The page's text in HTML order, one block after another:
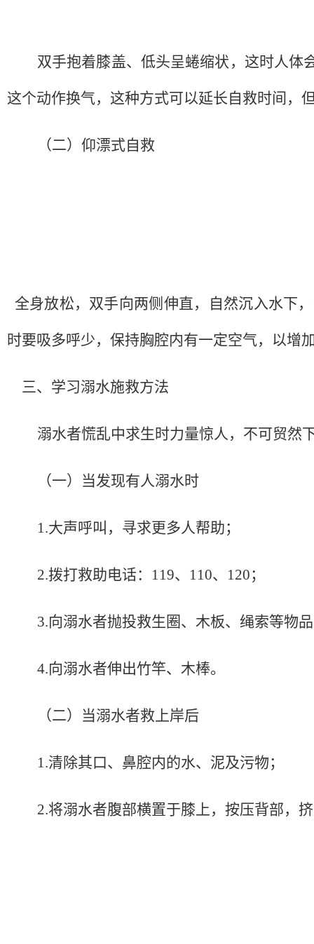
双手抱着膝盖、低头呈蜷缩状，这时人体
这个动作换气，这种方式可以延长自救时间，
（二） 仰漂式自救
全身放松，双手向两侧伸直，自然沉入水下
时要吸多呼少，保持胸腔内有一定空气，以增
三、学习溺水施救方法
溺水者慌乱中求生时力量惊人，不可贸然
（一） 当发现有人溺水时
1.大声呼叫，寻求更多人帮助；
2.拨打救助电话：119、110、120；
3.向溺水者抛投救生圈、木板、绳索等物
4.向溺水者伸出竹竿、木棒。
（二）当溺水者救上岸后
1.清除其口、鼻腔内的水、泥及污物；
2.将溺水者腹部横置于膝上，按压背部，